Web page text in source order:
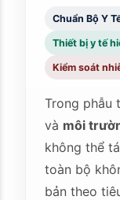
Chuẩn Bộ Y
Thiết bị y tế
Kiểm soát
Trong phẫu
và môi
không thể
toàn bộ
bản theo